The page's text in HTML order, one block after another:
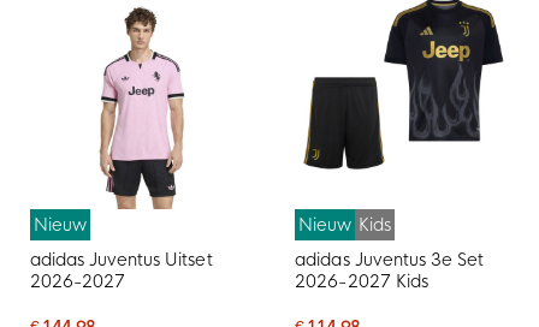
Nieuw
adidas Juventus Uitset
2026-2027
Nieuw Kids
adidas Juventus 3e Set
2026-2027 Kids